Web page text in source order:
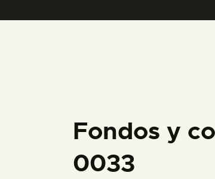
Fondos y
0033